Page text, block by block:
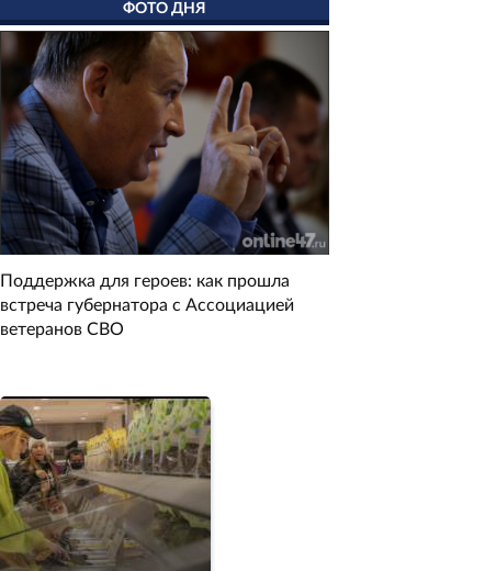
ФОТО ДНЯ
Поддержка для героев: как прошла
встреча губернатора с Ассоциацией
ветеранов СВО